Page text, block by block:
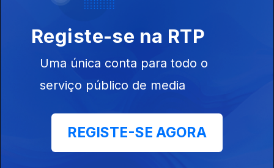
14h00 Edição Susana Lemos
07 ago. 2026
13h00 Edição Susana Lemos
Registe-se na RTP
Uma única conta para todo o
serviço público de media
REGISTE-SE AGORA